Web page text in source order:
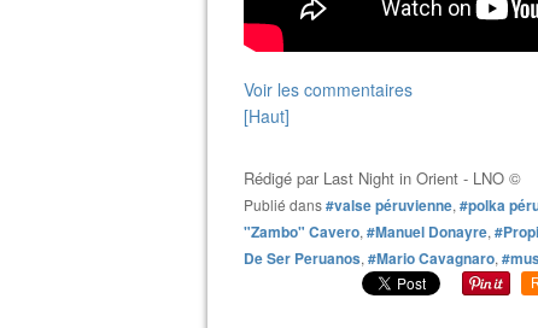
Voir les commentaires
[Haut]
Rédigé par Last Night in Orient - LNO ©
Publié dans#valse péruvienne, #polka
"Zambo" Cavero, #Manuel Donayre,
De Ser Peruanos, #Mario Cavagnaro,